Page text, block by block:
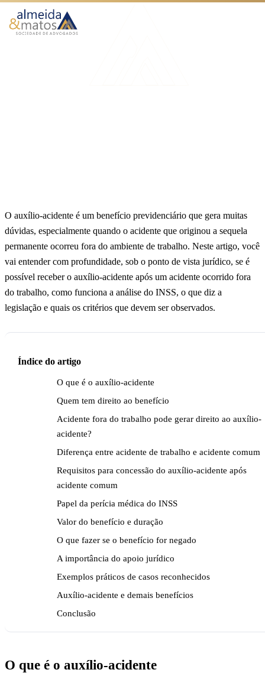
Atuação
O auxílio-acidente é um benefício previdenciário que gera muitas
dúvidas, especialmente quando o acidente que originou a sequela
permanente ocorreu fora do ambiente de trabalho. Neste artigo, você
vai entender com profundidade, sob o ponto de vista jurídico, se é
possível receber o auxílio-acidente após um acidente ocorrido fora
do trabalho, como funciona a análise do INSS, o que diz a
legislação e quais os critérios que devem ser observados.
Índice do artigo
O que é o auxílio-acidente
Quem tem direito ao benefício
Acidente fora do trabalho pode gerar direito ao auxílio-
acidente?
Diferença entre acidente de trabalho e acidente comum
Requisitos para concessão do auxílio-acidente após
acidente comum
Papel da perícia médica do INSS
Valor do benefício e duração
O que fazer se o benefício for negado
A importância do apoio jurídico
Exemplos práticos de casos reconhecidos
Auxílio-acidente e demais benefícios
Conclusão
O que é o auxílio-acidente